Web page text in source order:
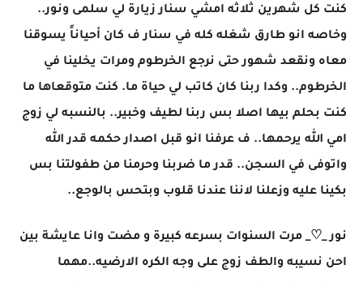
كنت كل شهرين ثلاثه امشي سنار زيارة لي سلمى ونور..
وخاصه انو طارق شغله كله في سنار ف كان أحياناً يسوقنا
معاه ونقعد شهور حتى نرجع الخرطوم ومرات يخلينا في
الخرطوم.. وكدا ربنا كان كاتب لي حياة ما. كنت متوقعاها ما
كنت بحلم بيها اصلا بس ربنا لطيف وخبير.. بالنسبه لي زوج
امي الله يرحمها.. ف عرفنا انو قبل اصدار حكمه قدر الله
واتوفى في السجن.. قدر ما ضربنا وحرمنا من طفولتنا بس
بكينا عليه وزعلنا لاننا عندنا قلوب وبتحس بالوجع..
نور _♡_ مرت السنوات بسرعه كبيرة و مضت وانا عايشة بين
احن نسيبه والطف زوج على وجه الكره الارضيه..مهما